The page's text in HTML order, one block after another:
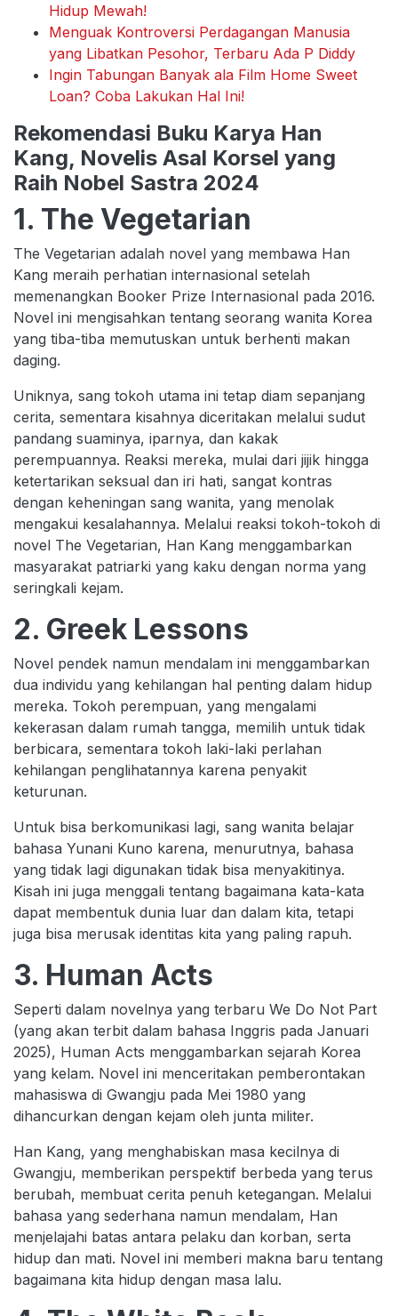
Hidup Mewah!
Menguak Kontroversi Perdagangan Manusia
yang Libatkan Pesohor, Terbaru Ada P Diddy
Ingin Tabungan Banyak ala Film Home Sweet
Loan? Coba Lakukan Hal Ini!
Rekomendasi Buku Karya Han
Kang, Novelis Asal Korsel yang
Raih Nobel Sastra 2024
1. The Vegetarian
The Vegetarian adalah novel yang membawa Han
Kang meraih perhatian internasional setelah
memenangkan Booker Prize Internasional pada 2016.
Novel ini mengisahkan tentang seorang wanita Korea
yang tiba-tiba memutuskan untuk berhenti makan
daging.
Uniknya, sang tokoh utama ini tetap diam sepanjang
cerita, sementara kisahnya diceritakan melalui sudut
pandang suaminya, iparnya, dan kakak
perempuannya. Reaksi mereka, mulai dari jijik hingga
ketertarikan seksual dan iri hati, sangat kontras
dengan keheningan sang wanita, yang menolak
mengakui kesalahannya. Melalui reaksi tokoh-tokoh di
novel The Vegetarian, Han Kang menggambarkan
masyarakat patriarki yang kaku dengan norma yang
seringkali kejam.
2. Greek Lessons
Novel pendek namun mendalam ini menggambarkan
dua individu yang kehilangan hal penting dalam hidup
mereka. Tokoh perempuan, yang mengalami
kekerasan dalam rumah tangga, memilih untuk tidak
berbicara, sementara tokoh laki-laki perlahan
kehilangan penglihatannya karena penyakit
keturunan.
Untuk bisa berkomunikasi lagi, sang wanita belajar
bahasa Yunani Kuno karena, menurutnya, bahasa
yang tidak lagi digunakan tidak bisa menyakitinya.
Kisah ini juga menggali tentang bagaimana kata-kata
dapat membentuk dunia luar dan dalam kita, tetapi
juga bisa merusak identitas kita yang paling rapuh.
3. Human Acts
Seperti dalam novelnya yang terbaru We Do Not Part
(yang akan terbit dalam bahasa Inggris pada Januari
2025), Human Acts menggambarkan sejarah Korea
yang kelam. Novel ini menceritakan pemberontakan
mahasiswa di Gwangju pada Mei 1980 yang
dihancurkan dengan kejam oleh junta militer.
Han Kang, yang menghabiskan masa kecilnya di
Gwangju, memberikan perspektif berbeda yang terus
berubah, membuat cerita penuh ketegangan. Melalui
bahasa yang sederhana namun mendalam, Han
menjelajahi batas antara pelaku dan korban, serta
hidup dan mati. Novel ini memberi makna baru tentang
bagaimana kita hidup dengan masa lalu.